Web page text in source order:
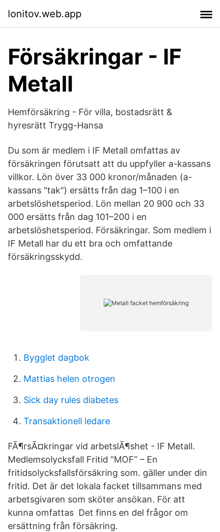
lonitov.web.app
Försäkringar - IF
Metall
Hemförsäkring - För villa, bostadsrätt &
hyresrätt Trygg-Hansa
Du som är medlem i IF Metall omfattas av
försäkringen förutsatt att du uppfyller a-kassans
villkor. Lön över 33 000 kronor/månaden (a-
kassans "tak") ersätts från dag 1–100 i en
arbetslöshetsperiod. Lön mellan 20 900 och 33
000 ersätts från dag 101–200 i en
arbetslöshetsperiod. Försäkringar. Som medlem i
IF Metall har du ett bra och omfattande
försäkringsskydd.
Bygglet dagbok
Mattias helen otrogen
Sick day rules diabetes
Transaktionell ledare
FÃ¶rsÃ¤kringar vid arbetslÃ¶shet - IF Metall.
Medlemsolycksfall Fritid ”MOF” – En
fritidsolycksfallsförsäkring som. gäller under din
fritid. Det är det lokala facket tillsammans med
arbetsgivaren som sköter ansökan. För att
kunna omfattas Det finns en del frågor om
ersättning från försäkring.